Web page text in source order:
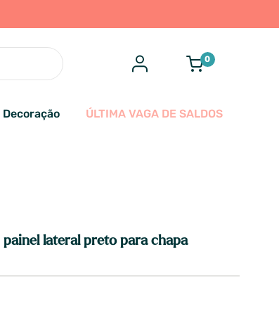
0
Decoração ÚLTIMA VAGA DE SALDOS
painel lateral preto para chapa